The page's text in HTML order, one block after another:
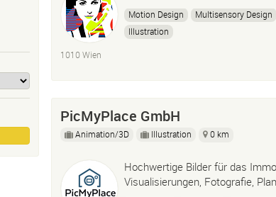
Motion Design Multisensory Design
Illustration
1010 Wien
PicMyPlace GmbH
Animation/3D Illustration 0 km
Hochwertige Bilder für das
Visualisierungen, Fotografie,